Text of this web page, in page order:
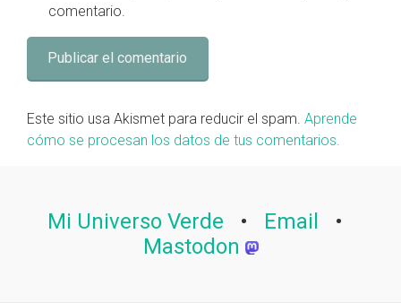
comentario.
Este sitio usa Akismet para reducir el spam. Aprende
cómo se procesan los datos de tus comentarios.
Mi Universo Verde • Email
•
Mastodon